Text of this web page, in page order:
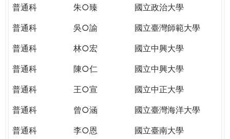
民。
TODAY
WORLD
普通科
朱○臻
國立政治大學
普通科
吳○諭
國立臺灣師範大學
普通科
林○宏
國立中興大學
普通科
陳○仁
國立中興大學
普通科
王○宣
國立中正大學
普通科
曾○涵
國立臺灣海洋大學
普通科
李○恩
國立臺南大學